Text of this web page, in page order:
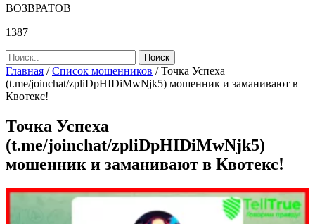
ВОЗВРАТОВ
1387
Главная /Список мошенников /Точка Успеха
(t.me/joinchat/zpliDpHIDiMwNjk5) мошенник и заманивают в
Квотекс!
Точка Успеха
(t.me/joinchat/zpliDpHIDiMwNjk5)
мошенник и заманивают в Квотекс!